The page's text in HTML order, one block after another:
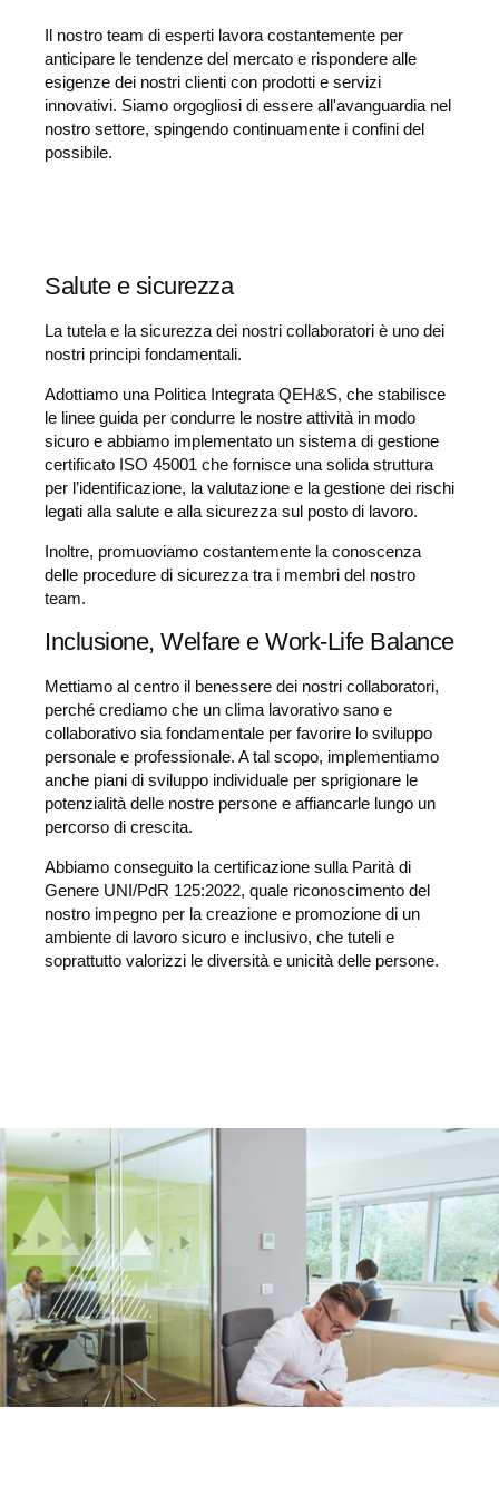
Il nostro team di esperti lavora costantemente per
anticipare le tendenze del mercato e rispondere alle
esigenze dei nostri clienti con prodotti e servizi
innovativi. Siamo orgogliosi di essere all'avanguardia nel
nostro settore, spingendo continuamente i confini del
possibile.
Salute e sicurezza
La tutela e la sicurezza dei nostri collaboratori è uno dei
nostri principi fondamentali.
Adottiamo una Politica Integrata QEH&S, che stabilisce
le linee guida per condurre le nostre attività in modo
sicuro e abbiamo implementato un sistema di gestione
certificato ISO 45001 che fornisce una solida struttura
per l’identificazione, la valutazione e la gestione dei rischi
legati alla salute e alla sicurezza sul posto di lavoro.
Inoltre, promuoviamo costantemente la conoscenza
delle procedure di sicurezza tra i membri del nostro
team.
Inclusione, Welfare e Work-Life Balance
Mettiamo al centro il benessere dei nostri collaboratori,
perché crediamo che un clima lavorativo sano e
collaborativo sia fondamentale per favorire lo sviluppo
personale e professionale. A tal scopo, implementiamo
anche piani di sviluppo individuale per sprigionare le
potenzialità delle nostre persone e affiancarle lungo un
percorso di crescita.
Abbiamo conseguito la certificazione sulla Parità di
Genere UNI/PdR 125:2022, quale riconoscimento del
nostro impegno per la creazione e promozione di un
ambiente di lavoro sicuro e inclusivo, che tuteli e
soprattutto valorizzi le diversità e unicità delle persone.